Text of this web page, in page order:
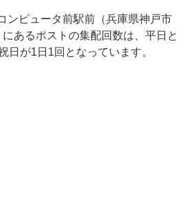
ンピュータ前駅前（兵庫県神戸市
あるポストの集配回数は、平日と
日が1日1回となっています。